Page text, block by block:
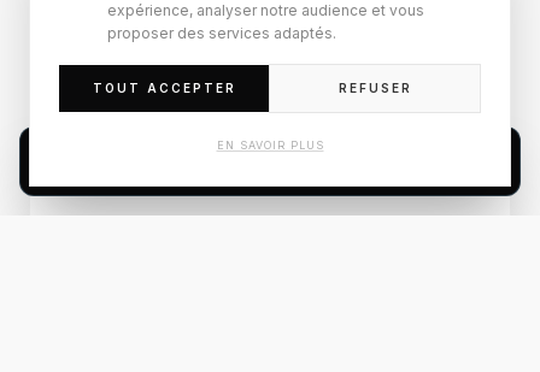
Le secteur « universités » se prête-t-il
bien à l'investissement type
colocation/meublé ?
expérience, analyser notre audience et vous
proposer des services adaptés.
TOUT ACCEPTER REFUSER
EN SAVOIR PLUS